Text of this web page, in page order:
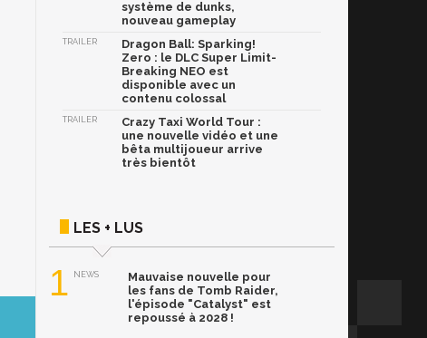
système de dunks,
nouveau gameplay
TRAILER
Dragon Ball: Sparking!
Zero : le DLC Super Limit-
Breaking NEO est
disponible avec un
contenu colossal
TRAILER
Crazy Taxi World Tour :
une nouvelle vidéo et une
bêta multijoueur arrive
très bientôt
LES + LUS
1 NEWS
Mauvaise nouvelle pour
les fans de Tomb Raider,
l'épisode "Catalyst" est
repoussé à 2028 !